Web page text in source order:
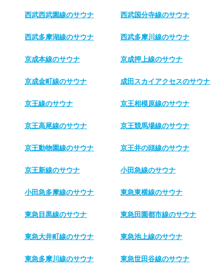
西武西武園線のサウナ 西武国分寺線のサウナ
西武多摩湖線のサウナ 西武多摩川線のサウナ
京成本線のサウナ 京成押上線のサウナ
京成金町線のサウナ 成田スカイアクセスのサウナ
京王線のサウナ 京王相模原線のサウナ
京王高尾線のサウナ 京王競馬場線のサウナ
京王動物園線のサウナ 京王井の頭線のサウナ
京王新線のサウナ 小田急線のサウナ
小田急多摩線のサウナ 東急東横線のサウナ
東急目黒線のサウナ 東急田園都市線のサウナ
東急大井町線のサウナ 東急池上線のサウナ
東急多摩川線のサウナ 東急世田谷線のサウナ